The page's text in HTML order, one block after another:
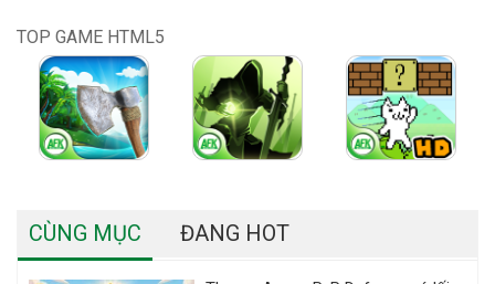
TOP GAME HTML5
CÙNG MỤC ĐANG HOT